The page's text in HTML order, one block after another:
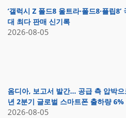
‘갤럭시 Z 폴드8 울트라·폴드8·플립
대 최다 판매 신기록
2026-08-05
옴디아, 보고서 발간… 공급 측 압박
년 2분기 글로벌 스마트폰 출하량 6%
2026-08-05